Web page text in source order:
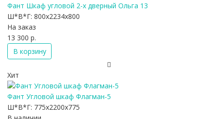
Фант Шкаф угловой 2-х дверный Ольга 13
Ш*В*Г: 800x2234x800
На заказ
13 300 р.
В корзину
Хит
Фант Угловой шкаф Флагман-5
Ш*В*Г: 775x2200x775